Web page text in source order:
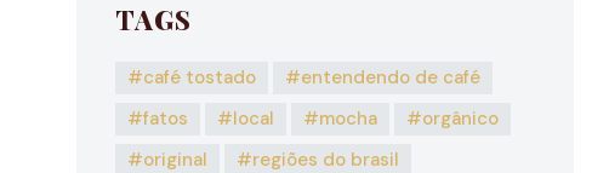
TAGS
café tostado
entendendo de café
fatos
local mocha
orgânico
original
regiões do brasil